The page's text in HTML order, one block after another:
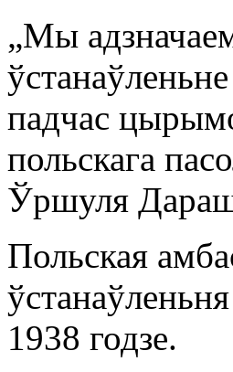
„Мы
падчас
польскага
Ўршуля
Польская
1938 годзе.